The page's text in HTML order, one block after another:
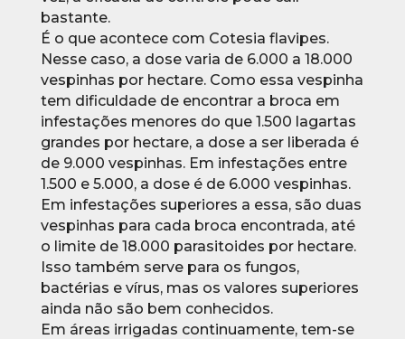
bastante.
É o que acontece com Cotesia flavipes.
Nesse caso, a dose varia de 6.000 a 18.000
vespinhas por hectare. Como essa vespinha
tem dificuldade de encontrar a broca em
infestações menores do que 1.500 lagartas
grandes por hectare, a dose a ser liberada é
de 9.000 vespinhas. Em infestações entre
1.500 e 5.000, a dose é de 6.000 vespinhas.
Em infestações superiores a essa, são duas
vespinhas para cada broca encontrada, até
o limite de 18.000 parasitoides por hectare.
Isso também serve para os fungos,
bactérias e vírus, mas os valores superiores
ainda não são bem conhecidos.
Em áreas irrigadas continuamente, tem-se